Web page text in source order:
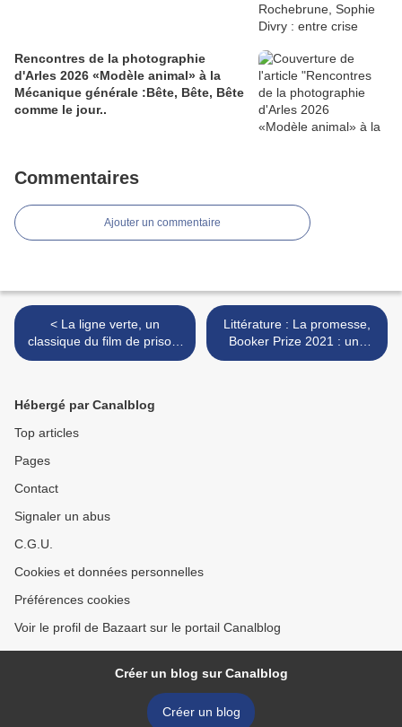
Rencontres de la photographie
d'Arles 2026 «Modèle animal» à la
Mécanique générale :Bête, Bête, Bête
comme le jour..
Commentaires
Ajouter un commentaire
< La ligne verte, un
classique du film de prison,
désormais en ÉDITION
Littérature : La promesse,
Booker Prize 2021 : une
formidable fresque familiale
Hébergé par Canalblog
Top articles
Pages
Contact
Signaler un abus
C.G.U.
Cookies et données personnelles
Préférences cookies
Voir le profil de Bazaart sur le portail Canalblog
Créer un blog sur Canalblog
Créer un blog